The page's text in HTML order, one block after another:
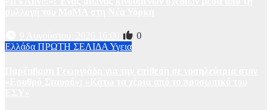
0
Ελλάδα ΠΡΩΤΗ ΣΕΛΙΔΑ Υγεια